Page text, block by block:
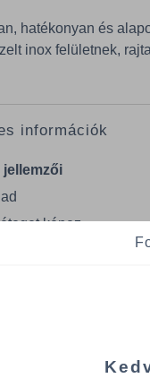
hatékonyan és
inox felületnek,
információk
jellemzői
képez